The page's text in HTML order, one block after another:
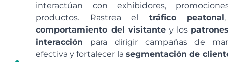
interactúan con exhibidores,
productos. Rastrea el tráfico peatonal
comportamiento del visitantey los
interacción para dirigir campañas de
efectiva y fortalecer lasegmentación de